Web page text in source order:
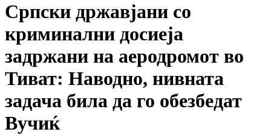
Српски државјани со
криминални досиеја
задржани на аеродромот во
Тиват: Наводно, нивната
задача била да го обезбедат
Вучиќ